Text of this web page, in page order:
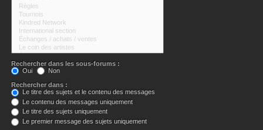
Rechercher dans les sous-forums :
Oui
Non
Rechercher dans :
Le titre des sujets et le contenu des messages
Le contenu des messages uniquement
Le titre des sujets uniquement
Le premier message des sujets uniquement